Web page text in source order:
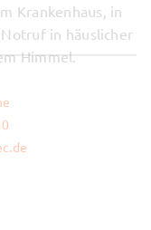
Krankenhaus, in
in häuslicher
Himmel.